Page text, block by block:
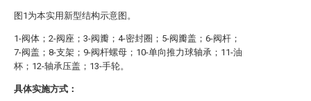
图1为本实用新型结构示意图。
1-阀体；2-阀座；3-阀瓣；4-密封圈；5-阀瓣盖；6-阀杆；
7-阀盖；8-支架；9-阀杆螺母；10-单向推力球轴承；11-油
杯；12-轴承压盖；13-手轮。
具体实施方式：